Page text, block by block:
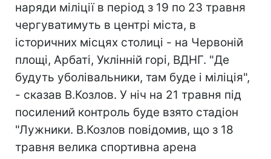
наряди міліції в період з 19 по 23 травня
чергуватимуть в центрі міста, в
історичних місцях столиці - на Червоній
площі, Арбаті, Уклінній горі, ВДНГ. "Де
будуть уболівальники, там буде і міліція",
- сказав В.Козлов. У ніч на 21 травня під
посилений контроль буде взято стадіон
"Лужники. В.Козлов повідомив, що з 18
травня велика спортивна арена